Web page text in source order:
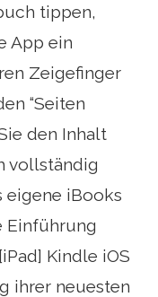
tippen,
App ein
Zeigefinger
“Seiten
den Inhalt
vollständig
eigene iBooks
Einführung
Kindle iOS
ihrer neuesten